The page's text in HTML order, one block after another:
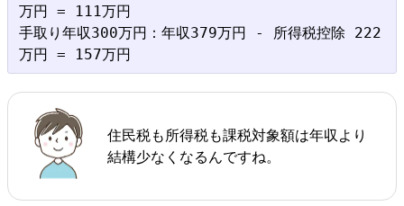
万円 = 111万円
手取り年収300万円：年収379万円 - 所得税控除 222
住民税も所得税も課税対象額は年収より
結構少なくなるんですね。